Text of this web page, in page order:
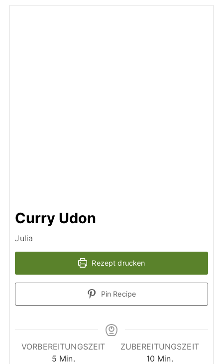
Curry Udon
Julia
Rezept drucken
Pin Recipe
VORBEREITUNGSZEIT
5MMin.
ZUBEREITUNGSZEIT
10 M
Min.